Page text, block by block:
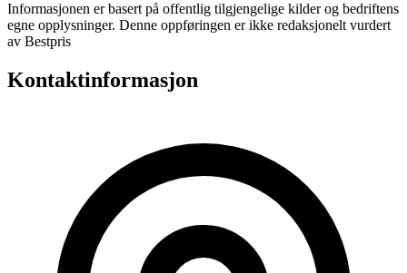
Informasjonen er basert på offentlig tilgjengelige kilder og bedriftens
egne opplysninger. Denne oppføringen er ikke redaksjonelt vurdert
av Bestpris
Kontaktinformasjon